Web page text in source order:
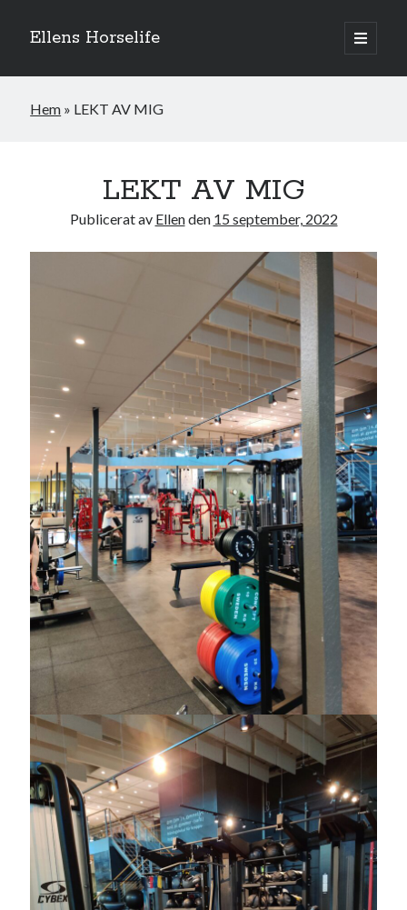
Ellens Horselife
öppna
primär
Sidopanel
Hej och välkomna till min blogg! Jag heter Ellen och är född 1996. På
denna bloggen kan ni följa min resa med hästarna, från ponnytävlingar i
dressyr & hoppning till MSV hopp & dressyr på stor häst.
Sök
Sök
Senaste inläggen
IDA; dagens hoppning!
HINDERBANA
MAGSJUKA
130 BAND
Kategorier
Allmänt
(996)
Extrahästar(58)
Hållidej(276)
Heart of Hope(39)
Heart Paal(216)
(140)
Källhults Spotless(163)
Min Träning (220)
Hem » LEKT AV MIG
LEKT AV MIG
Publicerat av Ellenden 15 september, 2022